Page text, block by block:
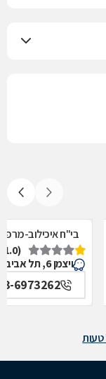
מערך,
בי"ח איכילוב-
תל אביב
(1.0)
ויצמן 6, תל אביב
6973262
טעות